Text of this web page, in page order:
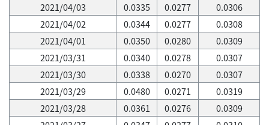
2021/04/03
0.0335 0.0277
0.0306
2021/04/02
0.0344 0.0277
0.0308
2021/04/01
0.0350 0.0280
0.0309
2021/03/31
0.0340 0.0278
0.0307
2021/03/30
0.0338 0.0270
0.0307
2021/03/29
0.0480 0.0271
0.0319
2021/03/28
0.0361 0.0276
0.0309